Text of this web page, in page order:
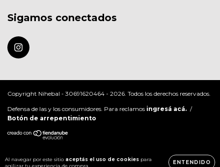
Al navegar por este sitio aceptás el uso de cookies para
agilizar tu experiencia de compra.
ENTENDIDO
Sigamos conectados
Copyright Nihebal - 30691620464 - 2026. Todos los derechos reservados.
Defensa de las y los consumidores. Para reclamos ingresá acá. /
Botón de arrepentimiento